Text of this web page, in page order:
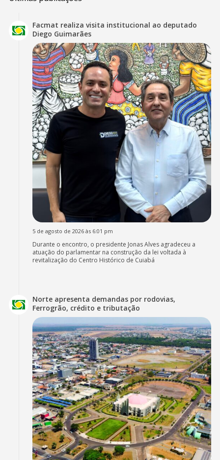
Facmat realiza visita institucional ao deputado
Diego Guimarães
5 de agosto de 2026 às 6:01 pm
Durante o encontro, o presidente Jonas Alves agradeceu a
atuação do parlamentar na construção da lei voltada à
revitalização do Centro Histórico de Cuiabá
Norte apresenta demandas por rodovias,
Ferrogrão, crédito e tributação